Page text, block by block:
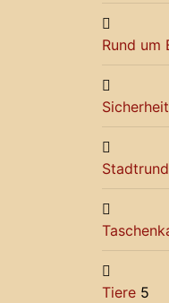
Rund um
Sicherheit
Tiere 5